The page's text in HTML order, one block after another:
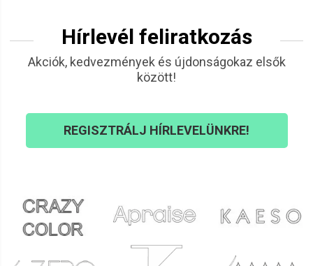
Hírlevél feliratkozás
Akciók, kedvezmények és újdonságokaz elsők
között!
REGISZTRÁLJ HÍRLEVELÜNKRE!